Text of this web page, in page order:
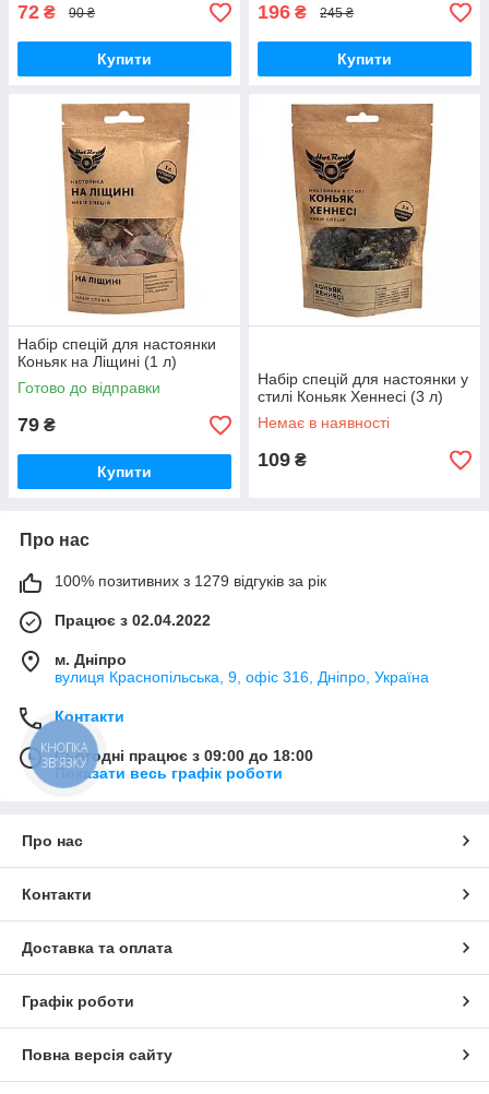
72 ₴ 90 ₴
Купити
196 ₴ 245 ₴
Купити
Набір спецій для настоянки
Коньяк на Ліщині (1 л)
Готово до відправки
79 ₴
Купити
Набір спецій для настоянки у
стилі Коньяк Хеннесі (3 л)
Немає в наявності
109 ₴
Про нас
100% позитивних з 1279 відгуків за рік
Працює з 02.04.2022
м. Дніпро
вулиця Краснопільська, 9, офіс 316, Дніпро, Україна
Контакти
Сьогодні працює з 09:00 до 18:00
Показати весь графік роботи
Про нас
Контакти
Доставка та оплата
Графік роботи
Повна версія сайту
КНОПКА
ЗВ'ЯЗКУ